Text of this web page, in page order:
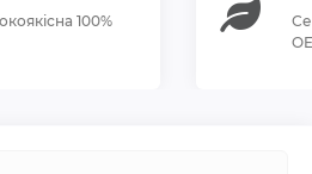
100%